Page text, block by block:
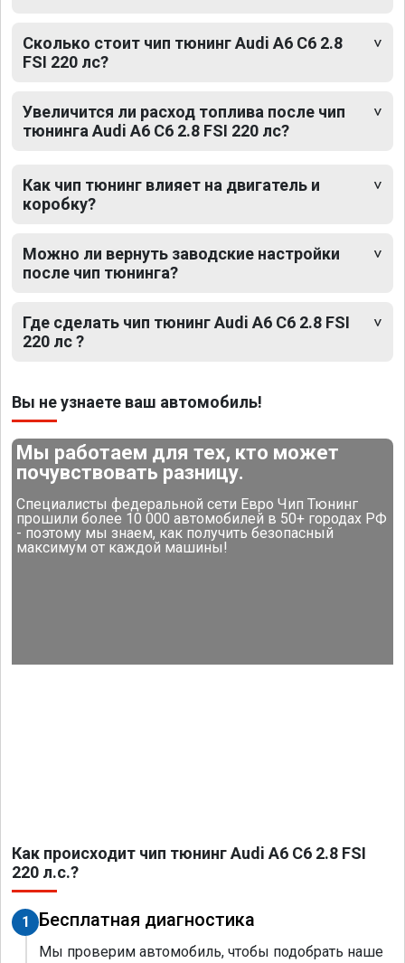
Сколько стоит чип тюнинг Audi A6 C6 2.8
FSI 220 лс?
Увеличится ли расход топлива после чип
тюнинга Audi A6 C6 2.8 FSI 220 лс?
Как чип тюнинг влияет на двигатель и
коробку?
Можно ли вернуть заводские настройки
после чип тюнинга?
Где сделать чип тюнинг Audi A6 C6 2.8 FSI
220 лс ?
Вы не узнаете ваш автомобиль!
Мы работаем для тех, кто может
почувствовать разницу.
Специалисты федеральной сети Евро Чип Тюнинг
прошили более 10 000 автомобилей в 50+ городах РФ
- поэтому мы знаем, как получить безопасный
максимум от каждой машины!
Как происходит чип тюнинг Audi A6 C6 2.8 FSI
220 л.с.?
1 Бесплатная диагностика
Мы проверим автомобиль, чтобы подобрать наше